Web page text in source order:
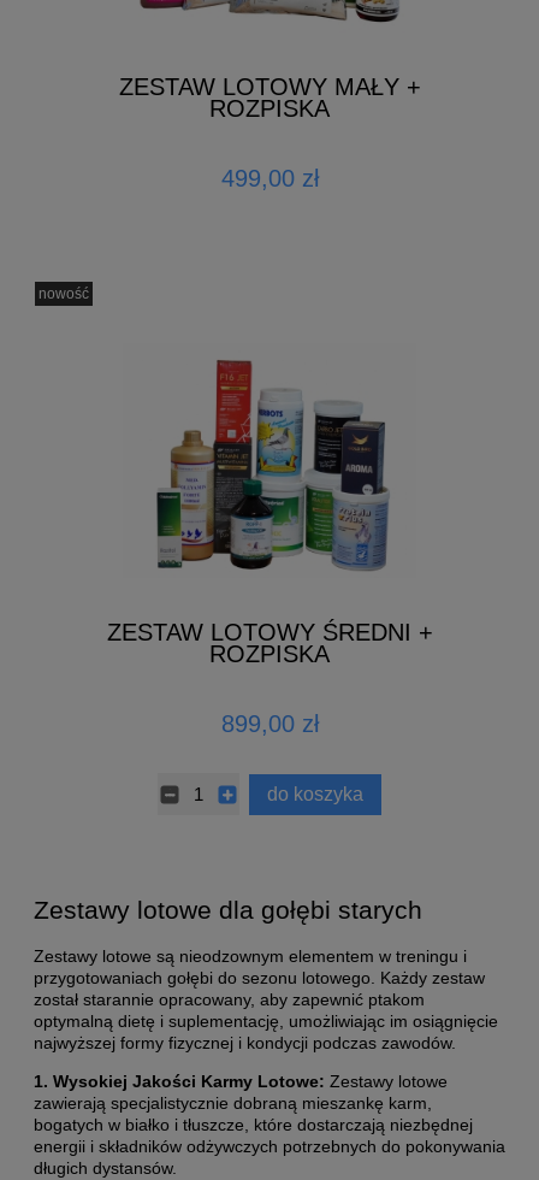
ZESTAW LOTOWY MAŁY +
ROZPISKA
499,00 zł
ZESTAW LOTOWY ŚREDNI +
ROZPISKA
899,00 zł
do koszyka
nowość
Zestawy lotowe dla gołębi starych
Zestawy lotowe są nieodzownym elementem w treningu i
przygotowaniach gołębi do sezonu lotowego. Każdy zestaw
został starannie opracowany, aby zapewnić ptakom
optymalną dietę i suplementację, umożliwiając im osiągnięcie
najwyższej formy fizycznej i kondycji podczas zawodów.
1. Wysokiej Jakości Karmy Lotowe: Zestawy lotowe
zawierają specjalistycznie dobraną mieszankę karm,
bogatych w białko i tłuszcze, które dostarczają niezbędnej
energii i składników odżywczych potrzebnych do pokonywania
długich dystansów.